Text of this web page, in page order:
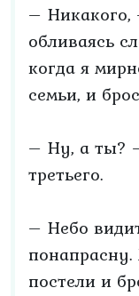
– Никакого,
обливаясь
когда я
семьи, и
– Ну, а ты?
третьего.
– Небо
постели и